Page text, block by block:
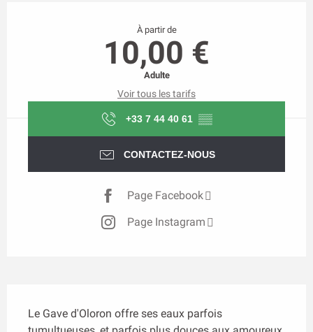
À partir de
10,00 €
Adulte
Voir tous les tarifs
+33 7 44 40 61 ▒▒
CONTACTEZ-NOUS
Page Facebook
Page Instagram
Le Gave d'Oloron offre ses eaux parfois